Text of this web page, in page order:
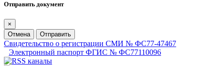
Отправить документ
×
Отмена
Отправить
Свидетельство о регистрации СМИ № ФС77-47467
Электронный паспорт ФГИС № ФС77110096